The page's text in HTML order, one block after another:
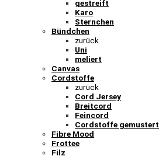
gestreift
Karo
Sternchen
Bündchen
zurück
Uni
meliert
Canvas
Cordstoffe
zurück
Cord Jersey
Breitcord
Feincord
Cordstoffe gemustert
Fibre Mood
Frottee
Filz